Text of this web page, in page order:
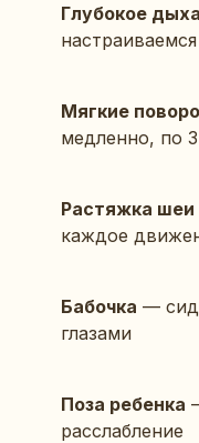
Глубокое
настраиваемся
Мягкие
медленно, по
Растяжка шеи
каждое
Бабочка —
глазами
Поза ребенка
расслабление